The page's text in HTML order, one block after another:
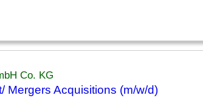
Co. KG
Mergers Acquisitions (m/w/d)